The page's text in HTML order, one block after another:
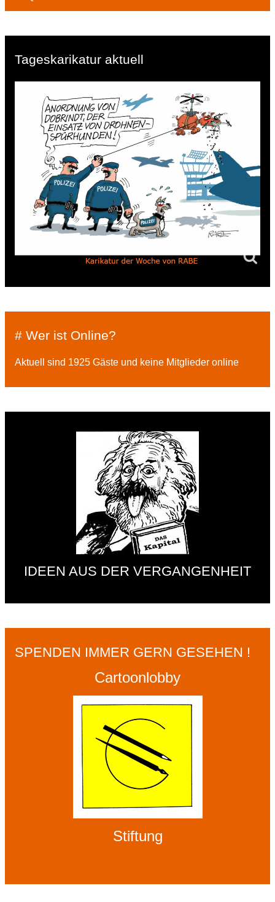
Tageskarikatur aktuell
# Wer ist Online?
Aktuell sind 1925 Gäste und keine Mitglieder online
IDEEN AUS DER VERGANGENHEIT
SPENDEN IMMER GERN GESEHEN !
Cartoonlobby
Stiftung